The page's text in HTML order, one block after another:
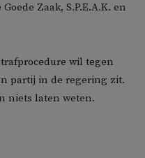
Zaak, S.P.E.A.K. en
wil tegen
partij in de regering zit.
niets laten weten.